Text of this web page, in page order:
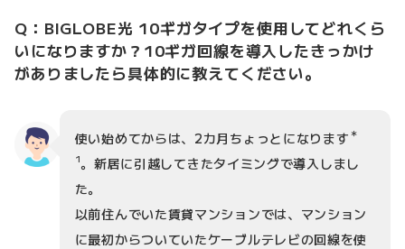
Q：BIGLOBE光 10ギガタイプを使用してどれくら
いになりますか？10ギガ回線を導入したきっかけ
がありましたら具体的に教えてください。
使い始めてからは、2カ月ちょっとになります ＊
1。新居に引越してきたタイミングで導入しまし
た。
以前住んでいた賃貸マンションでは、マンション
に最初からついていたケーブルテレビの回線を使